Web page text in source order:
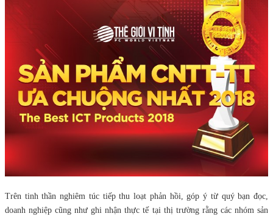
Trên tinh thần nghiêm túc tiếp thu loạt phản hồi, góp ý từ quý bạn đọc,
doanh nghiệp cũng như ghi nhận thực tế tại thị trường rằng các nhóm sản